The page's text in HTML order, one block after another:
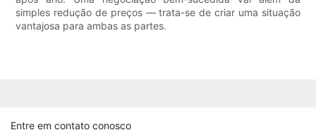
simples redução de preços — trata-se de criar uma situação
vantajosa para ambas as partes.
Entre em contato conosco